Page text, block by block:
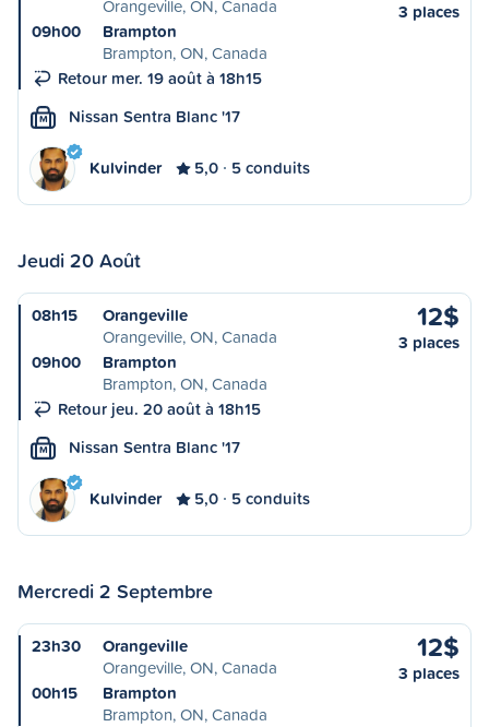
Orangeville, ON, Canada
09h00
Brampton
Brampton, ON, Canada
Retour mer. 19 août à 18h15
3 places
M Nissan Sentra Blanc '17
Kulvinder 5,0 5 conduits
Jeudi 20 Août
08h15
Orangeville
Orangeville, ON, Canada
09h00
Brampton
Brampton, ON, Canada
Retour jeu. 20 août à 18h15
12$
3 places
M Nissan Sentra Blanc '17
Kulvinder 5,0 5 conduits
Mercredi 2 Septembre
23h30
Orangeville
Orangeville, ON, Canada
00h15
Brampton
Brampton, ON, Canada
12$
3 places